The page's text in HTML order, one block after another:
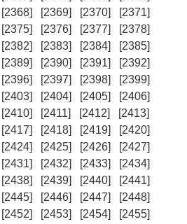
[2368] [2369] [2370]
[2371]
[2375] [2376] [2377]
[2378]
[2382] [2383] [2384]
[2385]
[2389] [2390] [2391]
[2392]
[2396] [2397] [2398]
[2399]
[2403] [2404] [2405]
[2406]
[2410] [2411] [2412]
[2413]
[2417] [2418] [2419]
[2420]
[2424] [2425] [2426]
[2427]
[2431] [2432] [2433]
[2434]
[2438] [2439] [2440]
[2441]
[2445] [2446] [2447]
[2448]
[2452] [2453] [2454]
[2455]